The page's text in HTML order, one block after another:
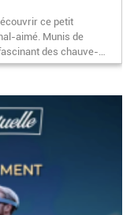
ce petit
aimé. Munis de
des chauve-…